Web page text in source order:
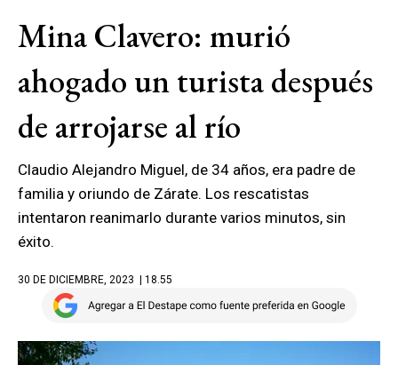
Mina Clavero: murió
ahogado un turista después
de arrojarse al río
Claudio Alejandro Miguel, de 34 años, era padre de
familia y oriundo de Zárate. Los rescatistas
intentaron reanimarlo durante varios minutos, sin
éxito.
30 DE DICIEMBRE, 2023 | 18.55